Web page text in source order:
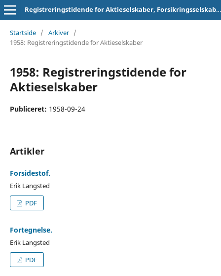
Registreringstidende for Aktieselskaber, Forsikringsselskaber og Foreninger
Startside / Arkiver /
1958: Registreringstidende for Aktieselskaber
1958: Registreringstidende for
Aktieselskaber
Publiceret: 1958-09-24
Artikler
Forsidestof.
Erik Langsted
PDF
Fortegnelse.
Erik Langsted
PDF